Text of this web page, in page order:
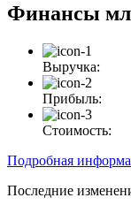
Финансы
Выручка:
Прибыль:
Стоимость:
Подробная
Последние